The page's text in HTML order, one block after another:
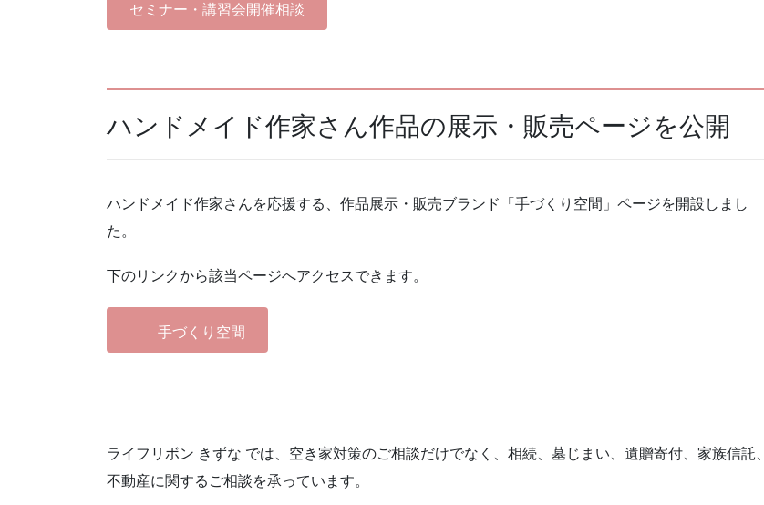
セミナー・講習会開催相談
ハンドメイド作家さん作品の展示・販売ページを公開
ハンドメイド作家さんを応援する、作品展示・販売ブランド「手づくり空間」ページを開設しまし
た。
下のリンクから該当ページへアクセスできます。
手づくり空間
ライフリボン きずな では、空き家対策のご相談だけでなく、相続、墓じまい、遺贈寄付、家族信託、
不動産に関するご相談を承っています。